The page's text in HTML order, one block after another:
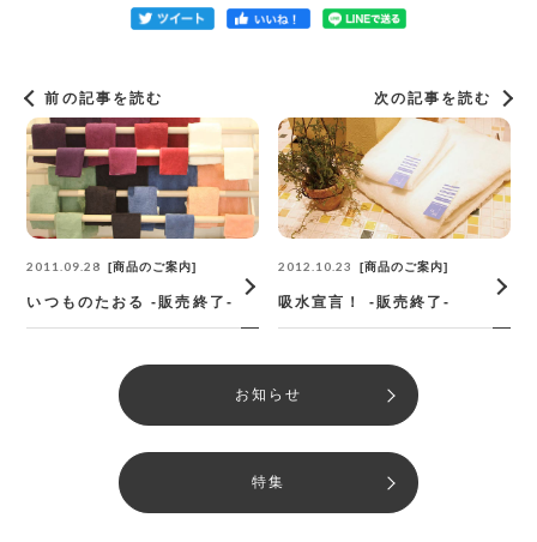
前の記事を読む
2011.09.28 商品のご案内
いつものたおる -販売終了-
次の記事を読む
2012.10.23 商品のご案内
吸水宣言！ -販売終了-
お知らせ
特集